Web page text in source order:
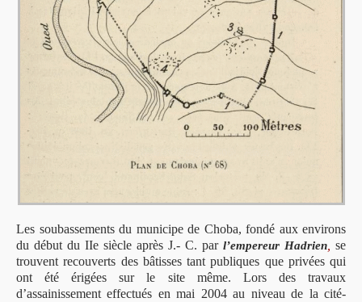
Les soubassements du municipe de Choba, fondé aux environs
du début du IIe siècle après J.- C. par l’empereur Hadrien
se
trouvent recouverts des bâtisses tant publiques que privées qui
ont été érigées sur le site même. Lors des travaux
d’assainissement effectués en mai 2004 au niveau de la cité-